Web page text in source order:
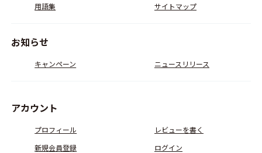
用語集
サイトマップ
お知らせ
キャンペーン ニュースリリース
アカウント
プロフィール
レビューを書く
新規会員登録
ログイン